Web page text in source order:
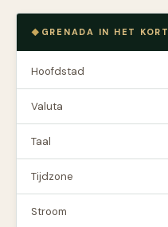
GRENADA IN HET KORT
Hoofdstad
Valuta
Taal
Tijdzone
Stroom